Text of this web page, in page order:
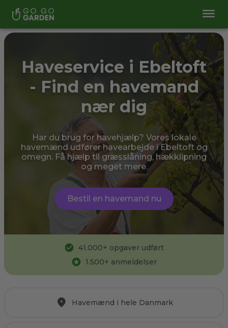
Haveservice i Ebeltoft
- Find en havemand
nær dig
Har du brug for havehjælp? Vores lokale
havemænd udfører havearbejde i Ebeltoft og
omegn. Få hjælp til græsslåning, hækklipning
og meget mere.
Bestil en havemand nu
41.000+ opgaver udført
1.500+ anmeldelser
Havemænd i hele Danmark